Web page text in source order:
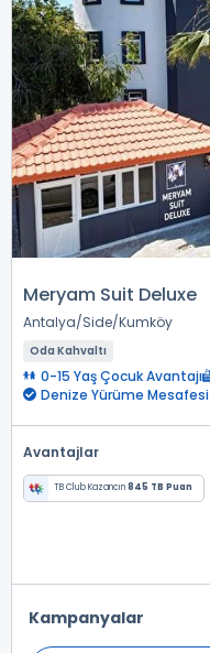
Meryam Suit Deluxe
Antalya Side Kumköy
Oda Kahvaltı
0-15 Yaş Çocuk Avantajı
Denize Yürüme Mesafesi
Avantajlar
TB Club Kazancın845 TB Puan
Kampanyalar